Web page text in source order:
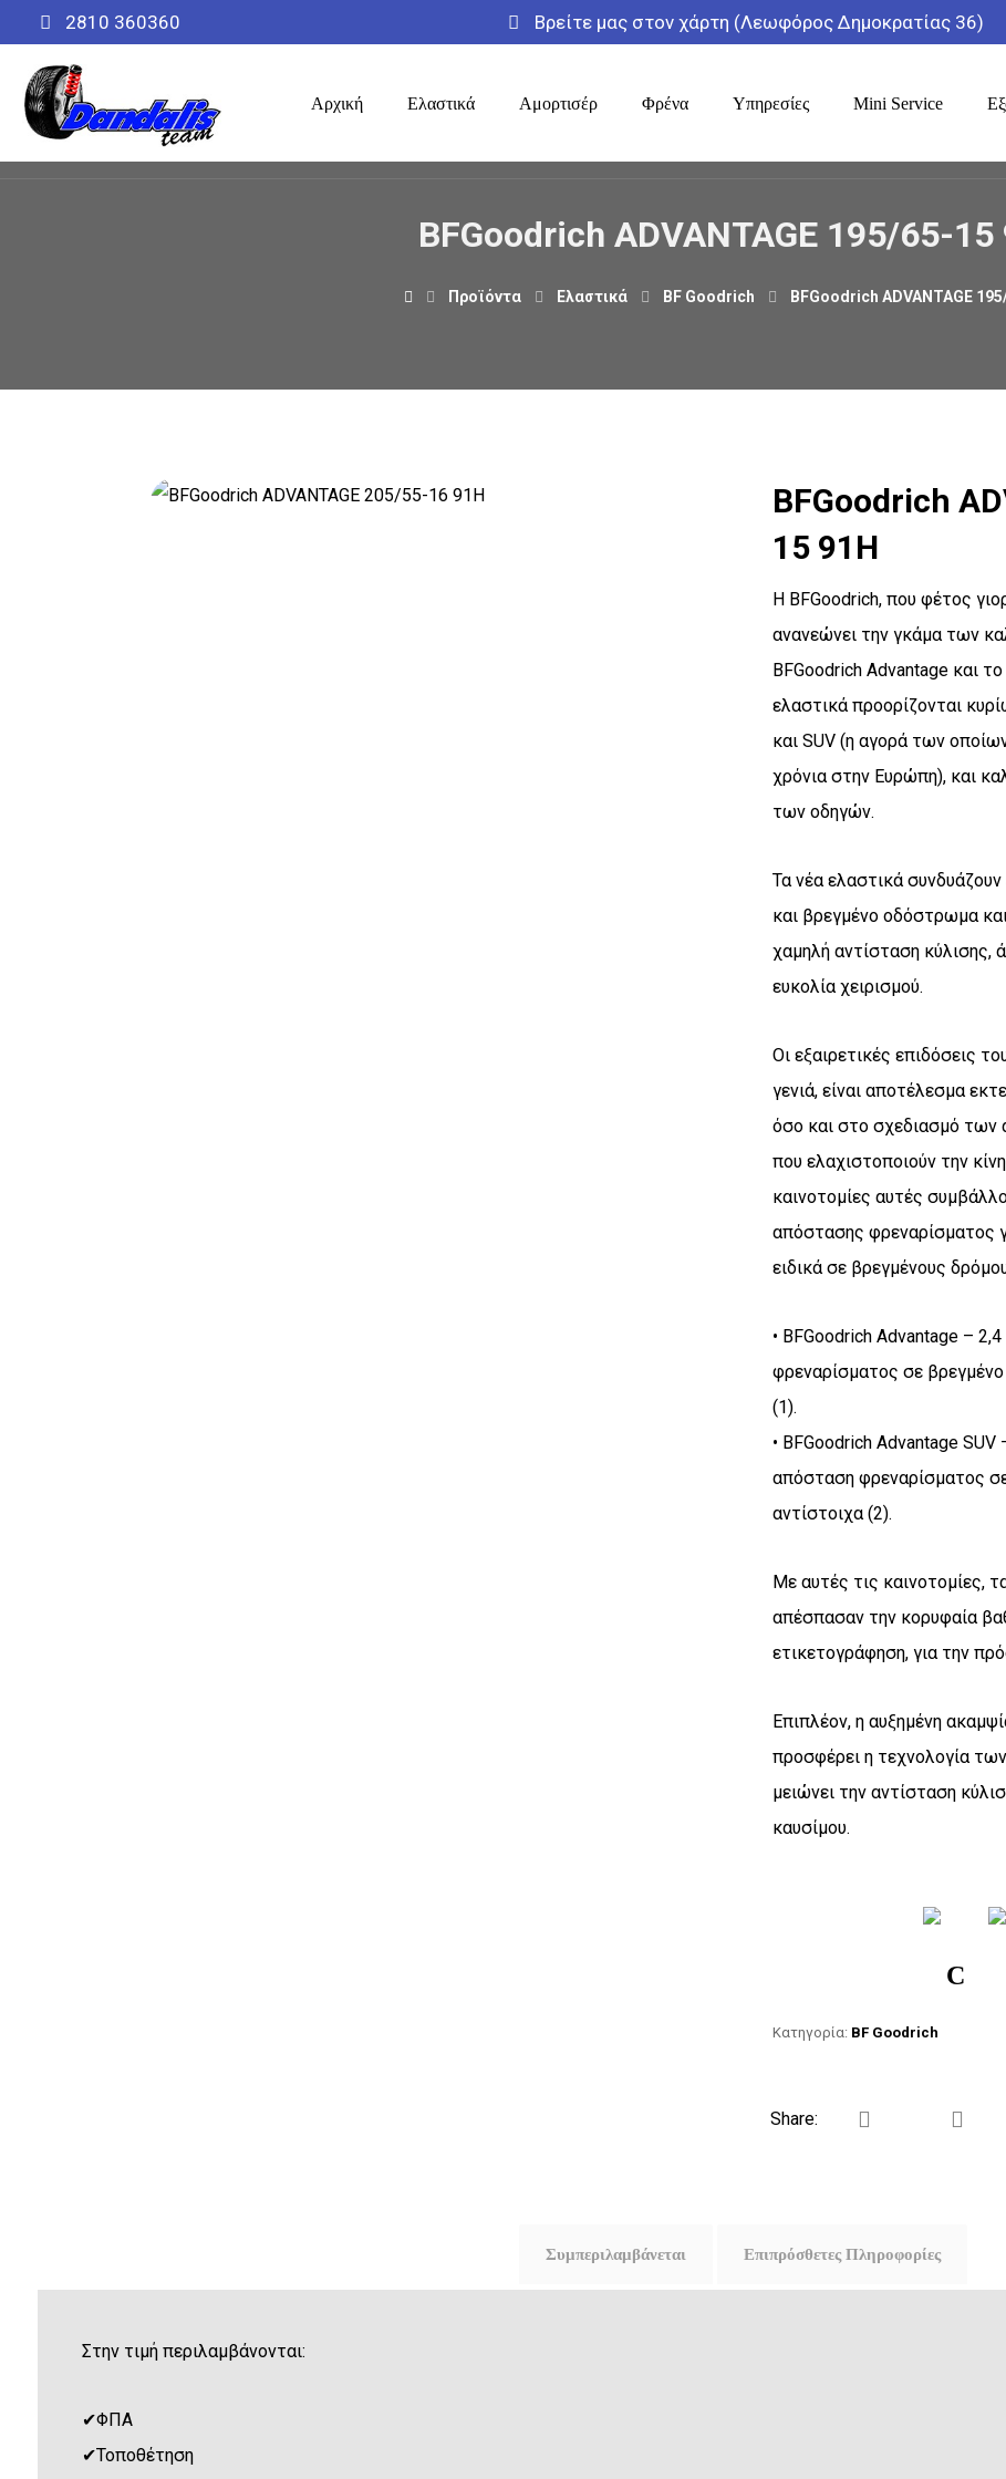
2810 360360 Βρείτε μας στον χάρτη (Λεωφόρος Δημοκρατίας 36)
Αρχική Ελαστικά Αμορτισέρ Φρένα Υπηρεσίες Mini Service
BFGoodrich ADVANTAGE 195/65-15
Προϊόντα Ελαστικά BF Goodrich BFGoodrich ADVANTAGE
BFGoodrich
15 91H
Η BFGoodrich, που φέτος
ανανεώνει την γκάμα των
BFGoodrich Advantage και
ελαστικά προορίζονται
και SUV (η αγορά των
χρόνια στην Ευρώπη), και
των οδηγών.
Τα νέα ελαστικά
και βρεγμένο οδόστρωμα
χαμηλή αντίσταση κύλισης,
ευκολία χειρισμού.
Οι εξαιρετικές επιδόσεις
γενιά, είναι αποτέλεσμα
όσο και στο σχεδιασμό
που ελαχιστοποιούν την
καινοτομίες αυτές
απόστασης φρεναρίσματος
ειδικά σε βρεγμένους
• BFGoodrich Advantage –
φρεναρίσματος σε
(1).
• BFGoodrich Advantage
απόσταση φρεναρίσματος
αντίστοιχα (2).
Με αυτές τις καινοτομίες,
απέσπασαν την κορυφαία
ετικετογράφηση, για την
Επιπλέον, η αυξημένη
προσφέρει η τεχνολογία
μειώνει την αντίσταση
καυσίμου.
C
Κατηγορία: BF Goodrich
Συμπεριλαμβάνεται Επιπρόσθετες Πληροφορίες
Στην τιμή περιλαμβάνονται:
✔ΦΠΑ
✔Τοποθέτηση